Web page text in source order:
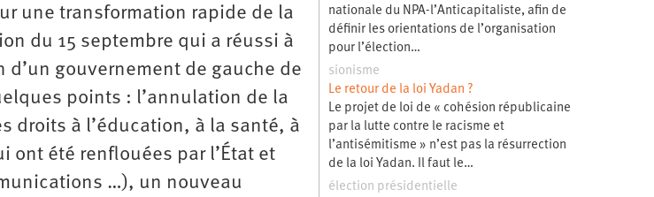
une transformation rapide de la
du 15 septembre qui a réussi à
gouvernement de gauche de
points : l’annulation de la
droits à l’éducation, à la santé, à
été renflouées par l’État et
…), un nouveau
nationale du NPA-l’Anticapitaliste, afin de
définir les orientations de l’organisation
pour l’élection…
sionisme
Le retour de la loi Yadan ?
Le projet de loi de « cohésion républicaine
par la lutte contre le racisme et
l’antisémitisme » n’est pas la résurrection
de la loi Yadan. Il faut le…
élection présidentielle